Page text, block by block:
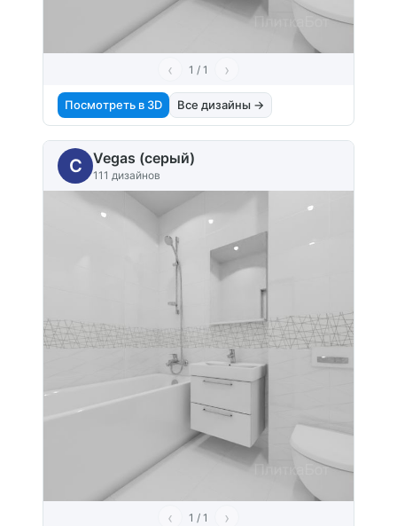
‹ 1 / 1 ›
Посмотреть в 3D Все дизайны →
C Vegas (серый)
111 дизайнов
‹ 1 / 1 ›